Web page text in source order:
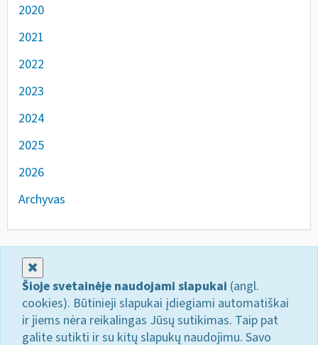
2020
2021
2022
2023
2024
2025
2026
Archyvas
Šioje svetainėje naudojami slapukai (angl.
cookies). Būtinieji slapukai įdiegiami automatiškai
ir jiems nėra reikalingas Jūsų sutikimas. Taip pat
galite sutikti ir su kitų slapukų naudojimu. Savo